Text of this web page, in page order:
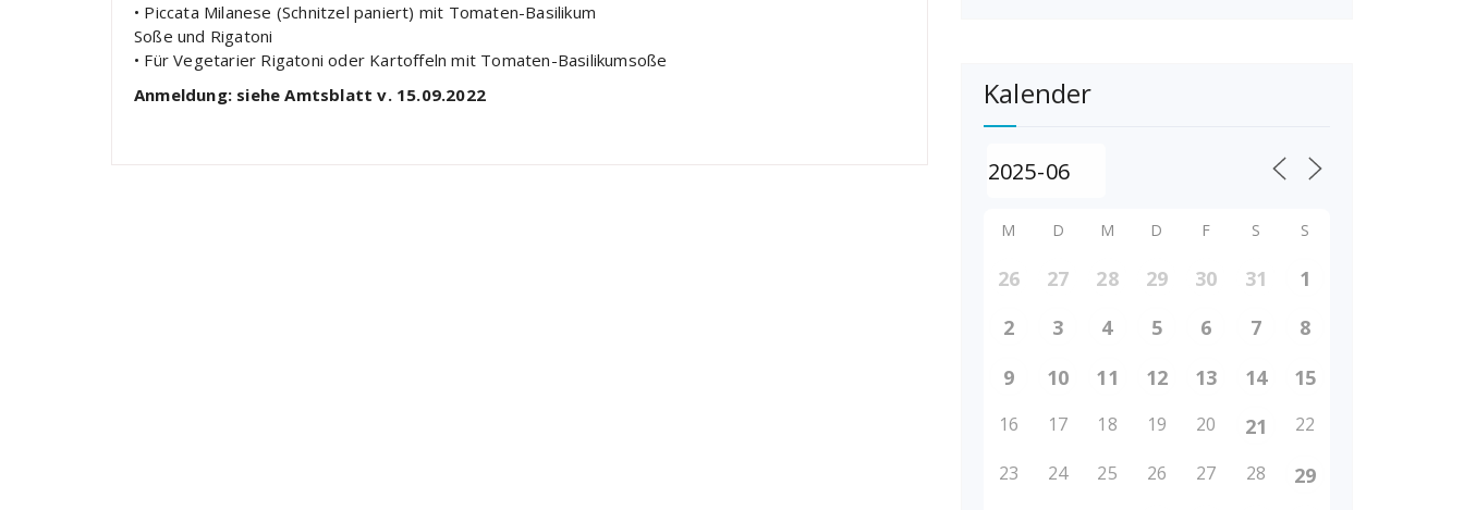
• Piccata Milanese (Schnitzel paniert) mit Tomaten-Basilikum
Soße und Rigatoni
• Für Vegetarier Rigatoni oder Kartoffeln mit Tomaten-Basilikumsoße
Anmeldung: siehe Amtsblatt v. 15.09.2022
Kalender
M D M D F S S
26 27 28 29 30 31
1
2
3 4 5 6 7
8
9
10 11 12 13 14 15
16 17 18 19 20 21 22
23 24 25 26 27 28 29